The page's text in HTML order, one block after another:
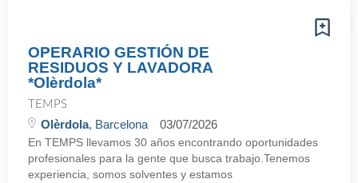
OPERARIO GESTIÓN DE
RESIDUOS Y LAVADORA
*Olèrdola*
TEMPS
Olèrdola, Barcelona 03/07/2026
En TEMPS llevamos 30 años encontrando oportunidades
profesionales para la gente que busca trabajo.Tenemos
experiencia, somos solventes y estamos